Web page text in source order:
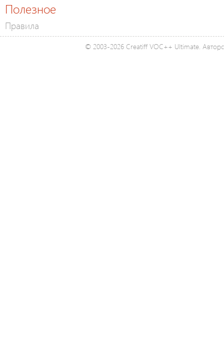
Полезное
Правила
© 2003-2026 Creatiff VOC++ Ultimate.